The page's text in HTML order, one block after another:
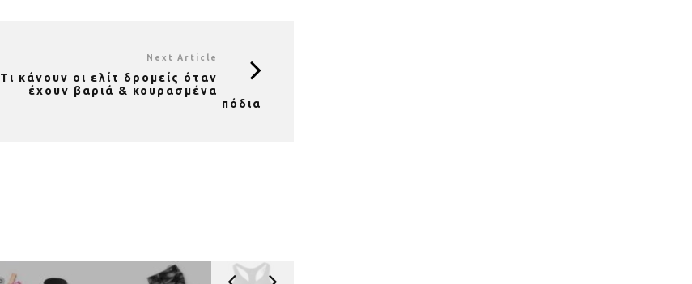
Next Article
Τι κάνουν οι ελίτ δρομείς όταν
έχουν βαριά & κουρασμένα
πόδια